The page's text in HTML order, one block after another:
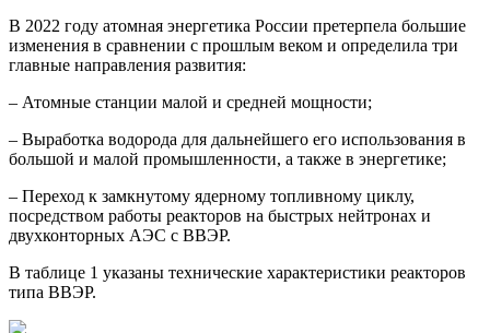
В 2022 году атомная энергетика России претерпела большие
изменения в сравнении с прошлым веком и определила три
главные направления развития:
– Атомные станции малой и средней мощности;
– Выработка водорода для дальнейшего его использования в
большой и малой промышленности, а также в энергетике;
– Переход к замкнутому ядерному топливному циклу,
посредством работы реакторов на быстрых нейтронах и
двухконторных АЭС с ВВЭР.
В таблице 1 указаны технические характеристики реакторов
типа ВВЭР.